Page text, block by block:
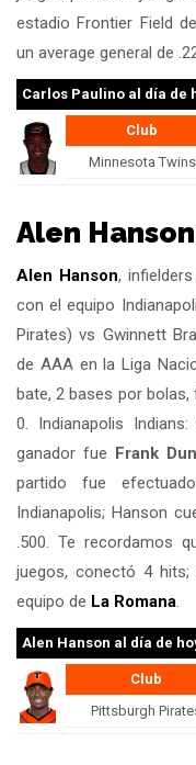
estadio Frontier Field
un average general de
Carlos Paulino al día de
Club
Minnesota Twins
Alen Hanson
Alen Hanson,
con el equipo
Pirates) vs Gwinnett
de AAA en la Liga
bate, 2 bases por
0. Indianapolis
ganador fue Frank
partido fue
Indianapolis; Hanson
.500. Te recordamos
juegos, conectó 4
equipo de La Romana.
Alen Hanson al día de
Club
Pittsburgh